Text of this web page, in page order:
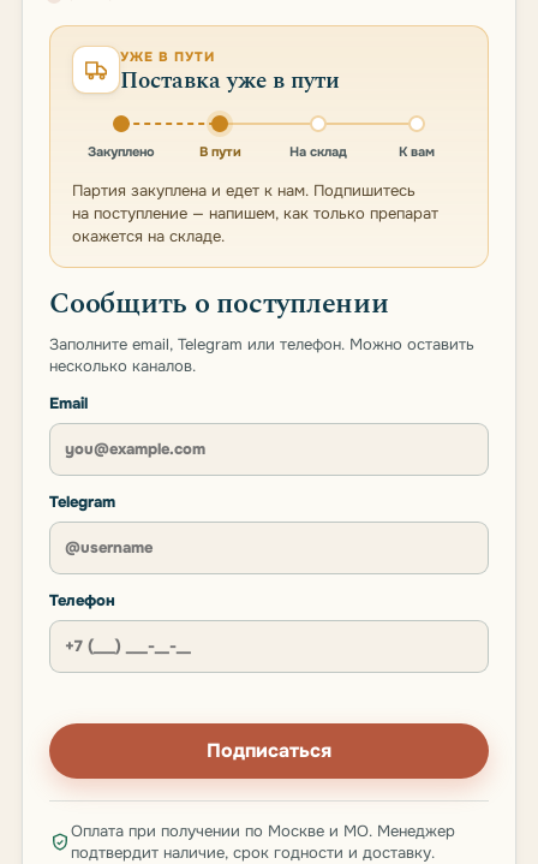
УЖЕ В ПУТИ
Поставка уже в пути
Закуплено В пути На склад К вам
Партия закуплена и едет к нам. Подпишитесь
на поступление — напишем, как только препарат
окажется на складе.
Сообщить о поступлении
Заполните email, Telegram или телефон. Можно оставить
несколько каналов.
Email
Telegram
Телефон
Подписаться
Оплата при получении по Москве и МО. Менеджер
подтвердит наличие, срок годности и доставку.